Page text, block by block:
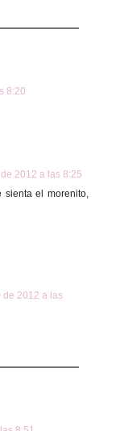
8:20
2012 a las 8:25
sienta el morenito,
de 2012 a las